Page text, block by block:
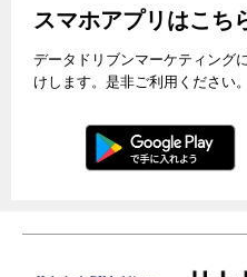
スマホアプリはこち
データドリブンマーケティング
けします。是非ご利用ください。